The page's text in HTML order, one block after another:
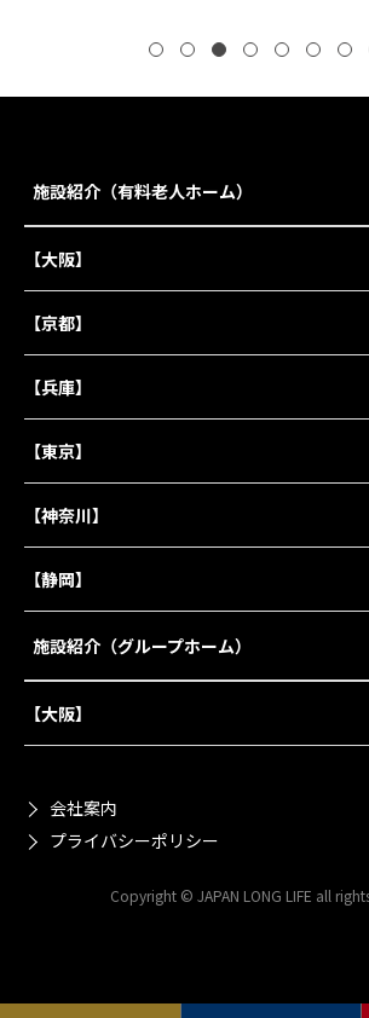
施設紹介（有料老人ホーム）
【大阪】
【京都】
【兵庫】
【東京】
【神奈川】
【静岡】
施設紹介（グループホーム）
【大阪】
会社案内
プライバシーポリシー
Copyright © JAPAN LONG LIFE all